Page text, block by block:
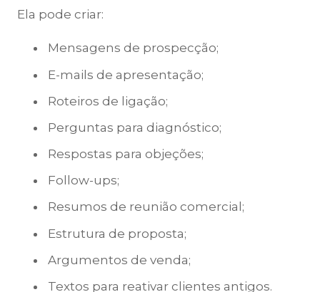
Ela pode criar:
Mensagens de prospecção;
E-mails de apresentação;
Roteiros de ligação;
Perguntas para diagnóstico;
Respostas para objeções;
Follow-ups;
Resumos de reunião comercial;
Estrutura de proposta;
Argumentos de venda;
Textos para reativar clientes antigos.